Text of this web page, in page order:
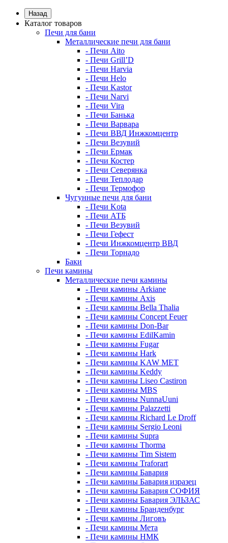
Назад
Каталог товаров
Печи для бани
Металлические печи для бани
- Печи Aito
- Печи Grill’D
- Печи Harvia
- Печи Helo
- Печи Kastor
- Печи Narvi
- Печи Vira
- Печи Банька
- Печи Варвара
- Печи ВВД Инжкомцентр
- Печи Везувий
- Печи Ермак
- Печи Костер
- Печи Северянка
- Печи Теплодар
- Печи Термофор
Чугунные печи для бани
- Печи Kota
- Печи АТБ
- Печи Везувий
- Печи Гефест
- Печи Инжкомцентр ВВД
- Печи Торнадо
Баки
Печи камины
Металлические печи камины
- Печи камины Arkiane
- Печи камины Axis
- Печи камины Bella Thalia
- Печи камины Concept Feuer
- Печи камины Don-Bar
- Печи камины EdilKamin
- Печи камины Fugar
- Печи камины Hark
- Печи камины KAW MET
- Печи камины Keddy
- Печи камины Liseo Castiron
- Печи камины MBS
- Печи камины NunnaUuni
- Печи камины Palazzetti
- Печи камины Richard Le Droff
- Печи камины Sergio Leoni
- Печи камины Supra
- Печи камины Thorma
- Печи камины Tim Sistem
- Печи камины Traforart
- Печи камины Бавария
- Печи камины Бавария изразец
- Печи камины Бавария СОФИЯ
- Печи камины Бавария ЭЛЬЗАС
- Печи камины Бранденбург
- Печи камины Лиговъ
- Печи камины Мета
- Печи камины НМК